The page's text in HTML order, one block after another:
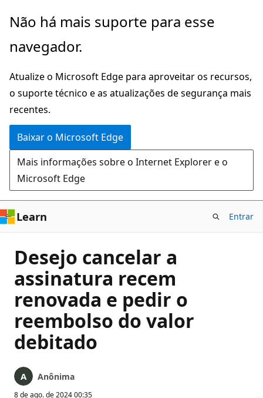
Pular
o
principal
Não há mais suporte para esse
navegador.
Atualize o Microsoft Edge para aproveitar os recursos,
o suporte técnico e as atualizações de segurança mais
recentes.
Baixar o Microsoft Edge
Mais informações sobre o Internet Explorer e o
Microsoft Edge
Learn Entrar
Desejo cancelar a
assinatura recem
renovada e pedir o
reembolso do valor
debitado
Anônima
8 de ago. de 2024 00:35